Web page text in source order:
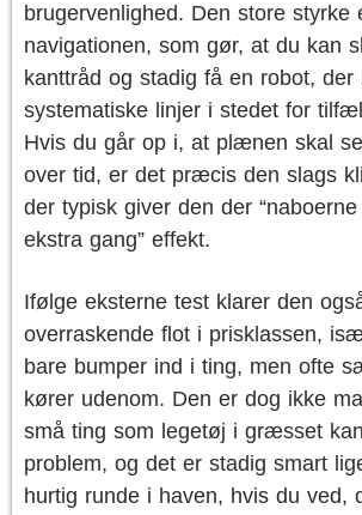
brugervenlighed. Den store styrke
navigationen, som gør, at du kan
kanttråd og stadig få en robot,
systematiske linjer i stedet for
Hvis du går op i, at plænen skal
over tid, er det præcis den slags
der typisk giver den der
ekstra gang” effekt.
Ifølge eksterne test klarer den
overraskende flot i prisklassen,
bare bumper ind i ting, men ofte
kører udenom. Den er dog ikke
små ting som legetøj i græsset
problem, og det er stadig smart
hurtig runde i haven, hvis du ved,